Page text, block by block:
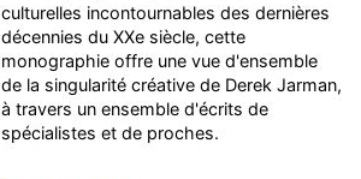
culturelles incontournables des dernières
décennies du XXe siècle, cette
monographie offre une vue d'ensemble
de la singularité créative de Derek Jarman,
à travers un ensemble d'écrits de
spécialistes et de proches.